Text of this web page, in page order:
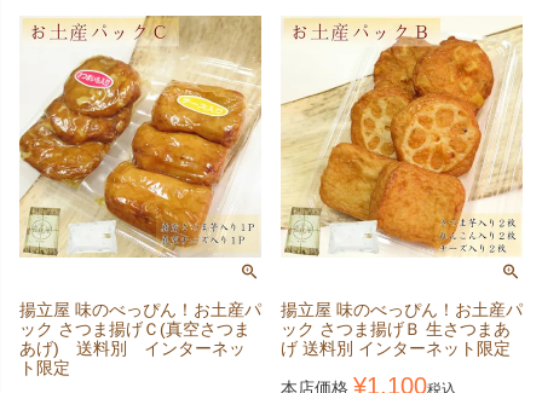
揚立屋 味のべっぴん！お土産パ
ック さつま揚げＣ(真空さつま
あげ) 送料別 インターネッ
ト限定
揚立屋 味のべっぴん！お土産パ
ック さつま揚げＢ 生さつまあ
げ 送料別 インターネット限定
本店価格 ¥1,100税込